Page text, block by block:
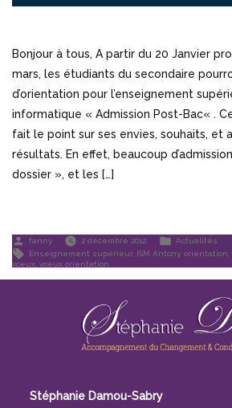
Bonjour à tous, A partir du 20 Janvier
mars, les étudiants du secondaire
d’orientation pour l’enseignement
informatique « Admission Post-Bac« .
fait le point sur ses envies, souhaits, et
résultats. En effet, beaucoup
dossier », et les […]
Publié
par
fanny 2 décembre 2012
Publié
dans
Actualités
Étiquettes :
Enseignement supérieur, ISM Antony,orientation
voeux ,voeux orientation
Stéphanie Damou-Sabry